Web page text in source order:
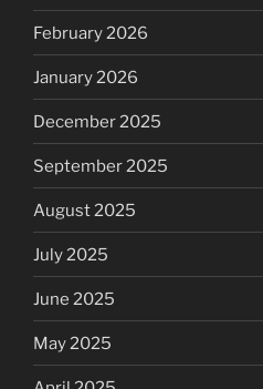
February 2026
January 2026
December 2025
September 2025
August 2025
July 2025
June 2025
May 2025